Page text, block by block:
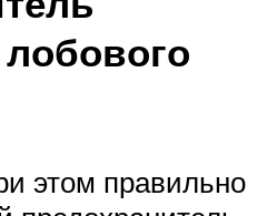
этом правильно